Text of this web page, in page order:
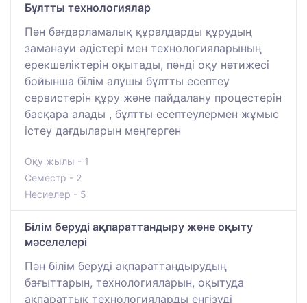
Бұлтты технологиялар
Пән бағдарламалық құралдарды құрудың
заманауи әдістері мен технологияларының
ерекшеліктерін оқытады, пәнді оқу нәтижесі
бойынша білім алушы бұлтты есептеу
сервистерін құру және пайдалану процестерін
басқара алады , бұлтты есептеулермен жұмыс
істеу дағдыларын меңгерген
Оқу жылы - 1
Семестр - 2
Несиелер - 5
Білім беруді ақпараттандыру және оқыту
мәселелері
Пән білім беруді ақпараттандырудың
бағыттарын, технологияларын, оқытуда
ақпараттық технологияларды енгізуді